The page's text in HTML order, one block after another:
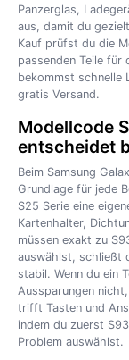
Panzerglas,
aus, damit du
Kauf prüfst du die
passenden Teile für
bekommst schnelle
gratis Versand.
Modellcode
entscheidet
Beim Samsung
Grundlage für jede
S25 Serie eine
Kartenhalter,
müssen exakt zu
auswählst, schließt
stabil. Wenn du ein
Aussparungen
trifft Tasten und
indem du zuerst
Problem auswählst.